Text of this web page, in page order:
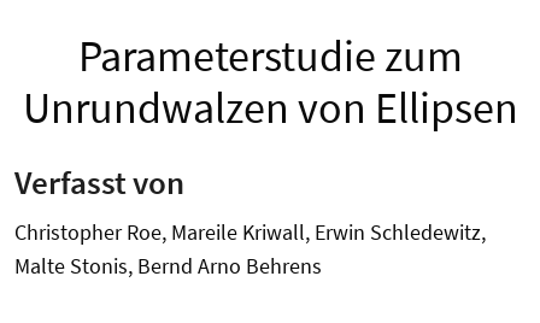
Parameterstudie zum
Unrundwalzen von Ellipsen
Verfasst von
Christopher Roe, Mareile Kriwall, Erwin Schledewitz,
Malte Stonis, Bernd Arno Behrens